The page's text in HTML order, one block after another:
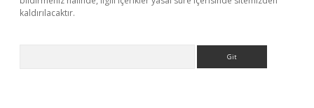
kaldırılacaktır.